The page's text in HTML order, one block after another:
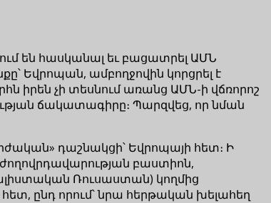
են հասկանալ եւ բացատրել ԱՄՆ
Եվրոպան, ամբողջովին կորցրել է
իրեն չի տեսնում առանց ԱՄՆ-ի վճռորոշ
ճակատագիրը։ Պարզվեց, որ նման
դաշնակցի՝ Եվրոպայի հետ։ Ի
բաստիոն,
​​Ռուսաստան) կողմից
ընդ որում՝ նրա հերթական խելահեղ